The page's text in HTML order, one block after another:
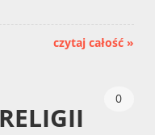
czytaj całość »
0